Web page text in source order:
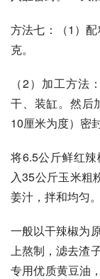
方法七：（1）
克。
（2）加工方法
干、装缸。然后
10厘米为度）密
将6.5公斤鲜红
入35公斤玉米粗
姜汁，拌和均匀
一般以干辣椒为
上熬制，滤去渣
专用优质黄豆油